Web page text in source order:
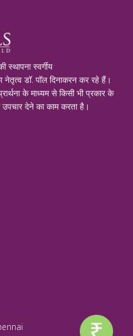
स्वर्गीय
डॉ. पॉल दिनाकरन कर रहे हैं।
के माध्यम से किसी भी प्रकार के
देने का काम करता है।